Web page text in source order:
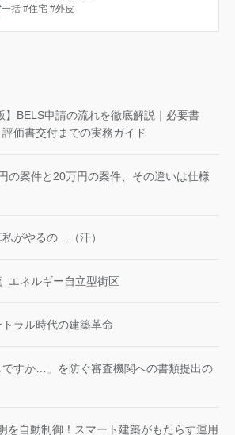
括 #住宅 #外皮
】BELS申請の流れを徹底解説｜必要書
価書交付までの実務ガイド
の案件と20万円の案件、その違いは仕様
がやるの…（汗）
エネルギー自立型街区
ラル時代の建築革命
ですか…」を防ぐ審査機関への書類提出の
を自動制御！スマート建築がもたらす運用